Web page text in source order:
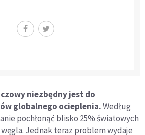
niezbędny jest do
globalnego ocieplenia.Według
pochłonąć blisko 25% światowych
Jednak teraz problem wydaje